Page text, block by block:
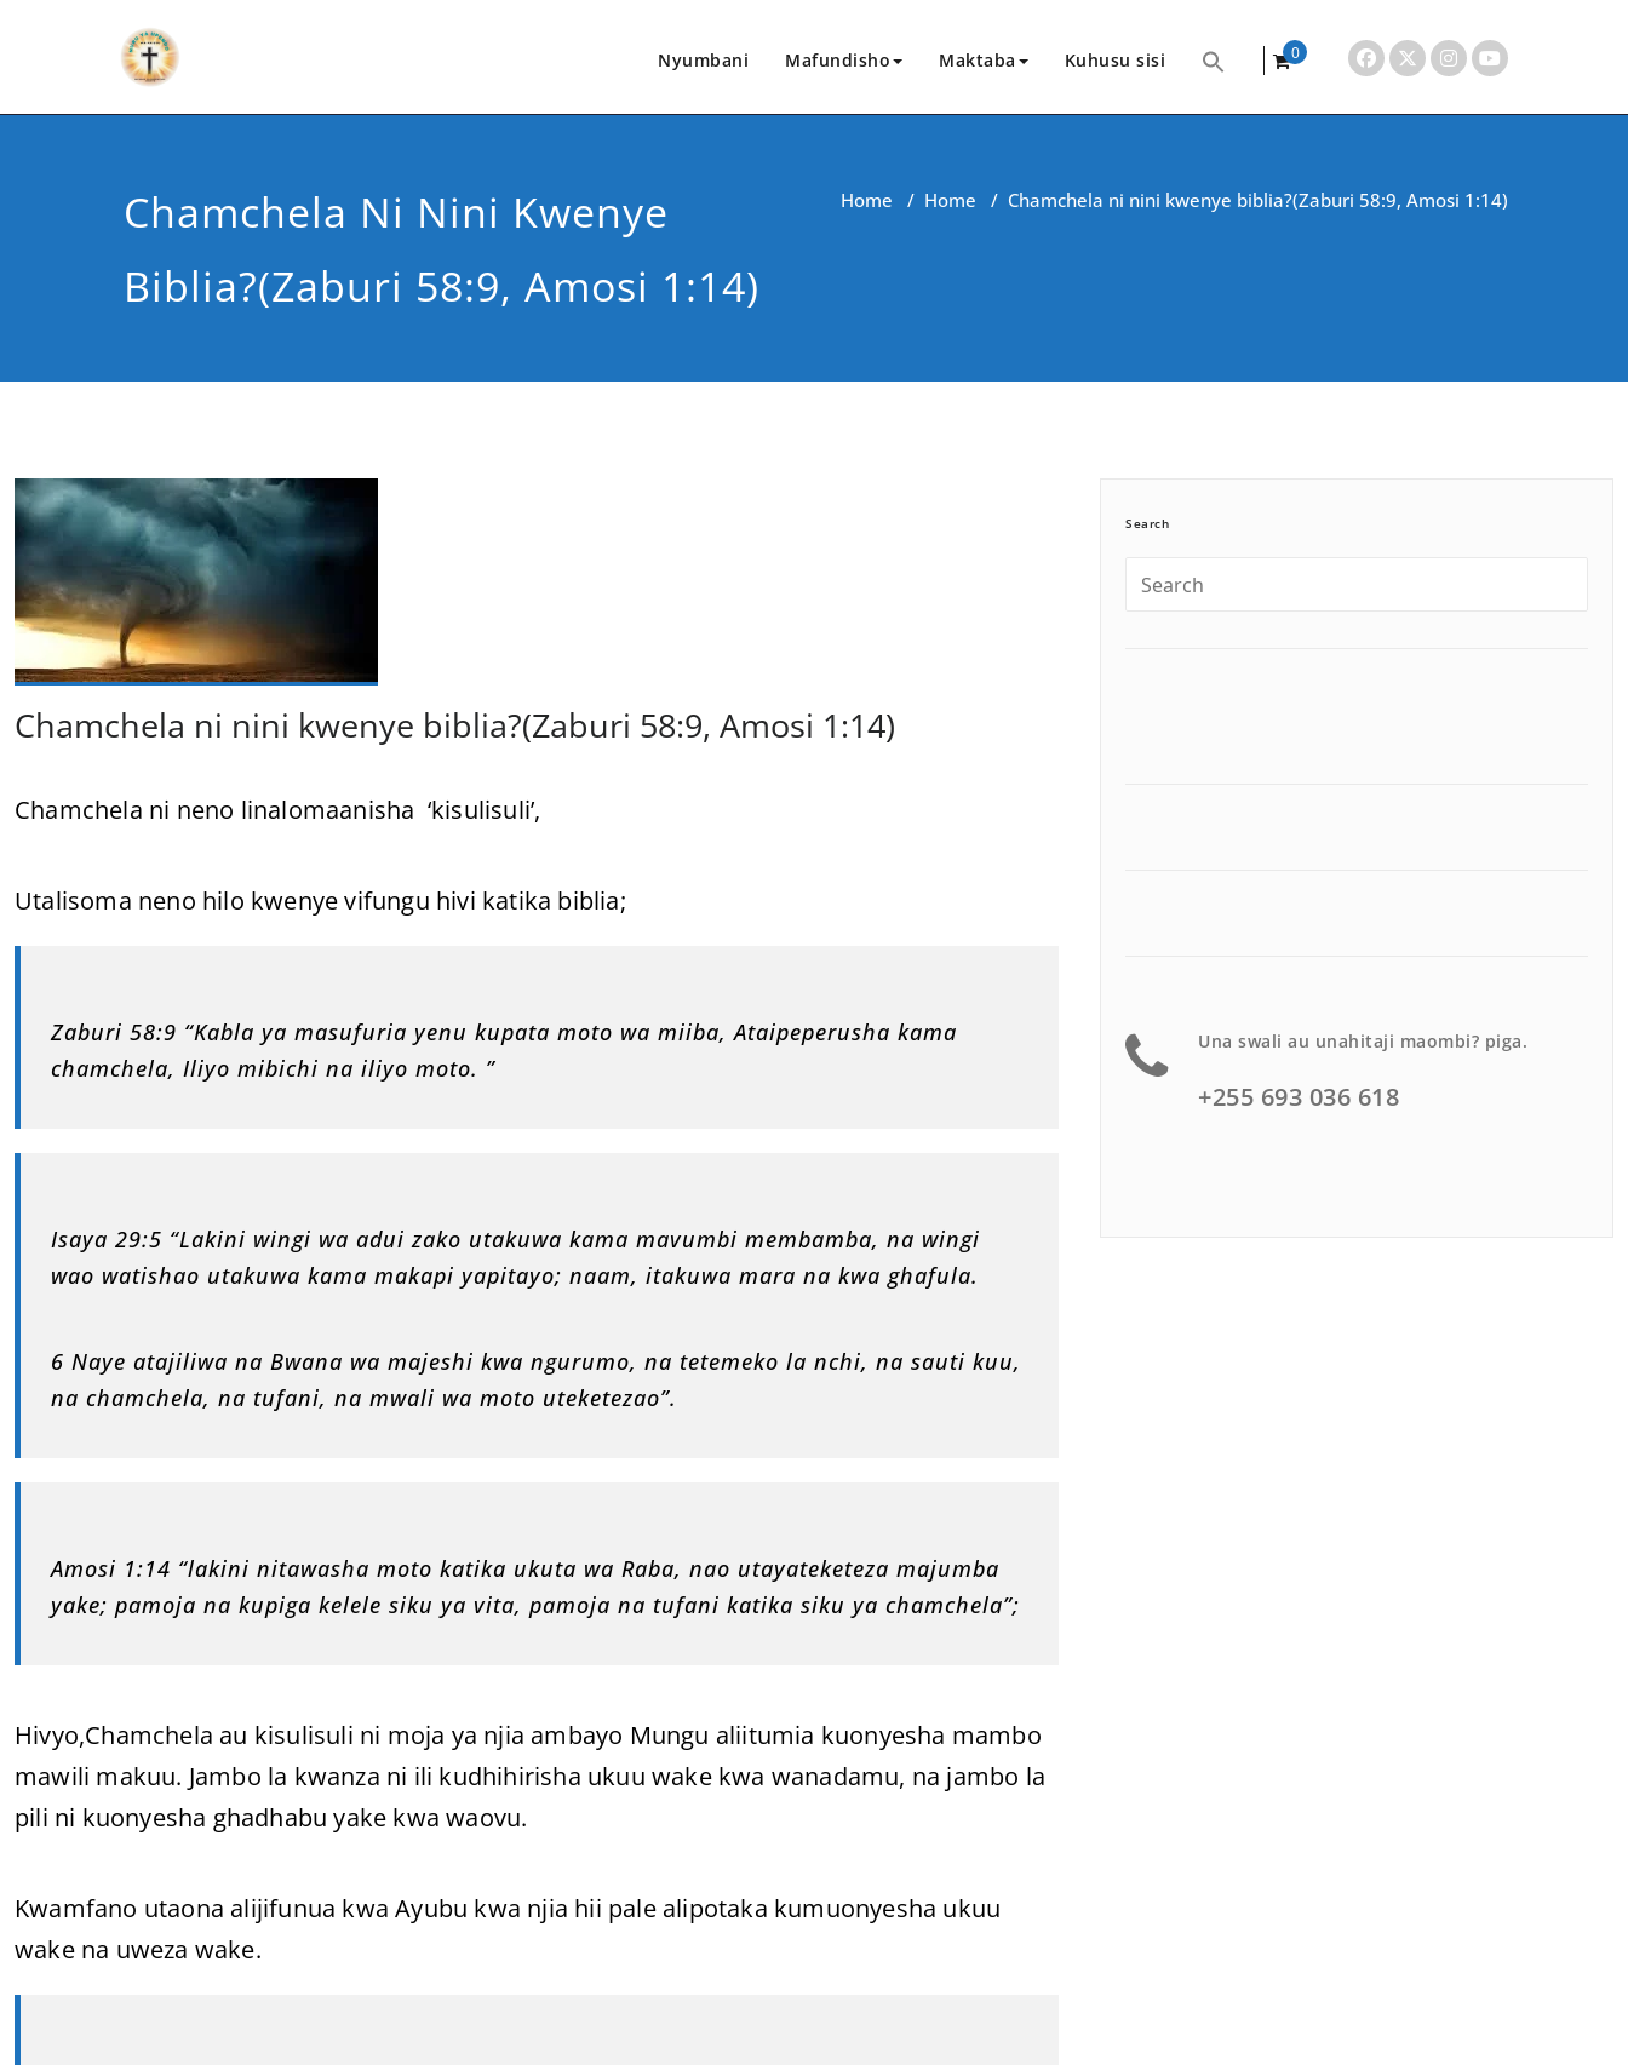
Nyumbani Mafundisho Maktaba Kuhusu sisi
0
Chamchela Ni Nini Kwenye
Biblia?(Zaburi 58:9, Amosi 1:14)
Home / Home / Chamchela ni nini kwenye biblia?(Zaburi 58:9, Amosi 1:14)
Chamchela ni nini kwenye biblia?(Zaburi 58:9, Amosi 1:14)
Chamchela ni neno linalomaanisha ‘kisulisuli’,
Utalisoma neno hilo kwenye vifungu hivi katika biblia;
Zaburi 58:9 “Kabla ya masufuria yenu kupata moto wa miiba, Ataipeperusha kama
chamchela, Iliyo mibichi na iliyo moto. ”
Isaya 29:5 “Lakini wingi wa adui zako utakuwa kama mavumbi membamba, na wingi
wao watishao utakuwa kama makapi yapitayo; naam, itakuwa mara na kwa ghafula.
6 Naye atajiliwa na Bwana wa majeshi kwa ngurumo, na tetemeko la nchi, na sauti kuu,
na chamchela, na tufani, na mwali wa moto uteketezao”.
Amosi 1:14 “lakini nitawasha moto katika ukuta wa Raba, nao utayateketeza majumba
yake; pamoja na kupiga kelele siku ya vita, pamoja na tufani katika siku ya chamchela”;
Hivyo,Chamchela au kisulisuli ni moja ya njia ambayo Mungu aliitumia kuonyesha mambo
mawili makuu. Jambo la kwanza ni ili kudhihirisha ukuu wake kwa wanadamu, na jambo la
pili ni kuonyesha ghadhabu yake kwa waovu.
Kwamfano utaona alijifunua kwa Ayubu kwa njia hii pale alipotaka kumuonyesha ukuu
wake na uweza wake.
Search
Una swali au unahitaji maombi? piga.
+255 693 036 618